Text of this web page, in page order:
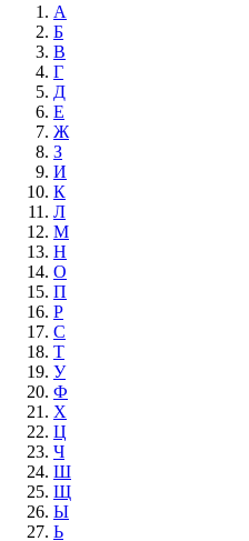
А
Б
В
Г
Д
Е
Ж
З
И
К
Л
М
Н
О
П
Р
С
Т
У
Ф
Х
Ц
Ч
Ш
Щ
Ы
Ь